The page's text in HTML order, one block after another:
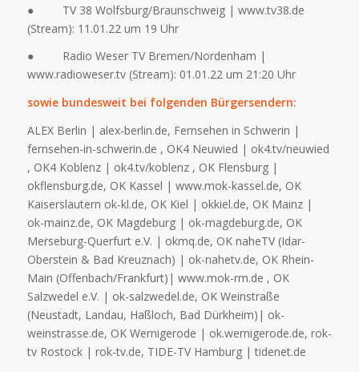
● TV 38 Wolfsburg/Braunschweig | www.tv38.de
(Stream): 11.01.22 um 19 Uhr
● Radio Weser TV Bremen/Nordenham |
www.radioweser.tv (Stream): 01.01.22 um 21:20 Uhr
sowie bundesweit bei folgenden Bürgersendern:
ALEX Berlin | alex-berlin.de, Fernsehen in Schwerin |
fernsehen-in-schwerin.de , OK4 Neuwied | ok4.tv/neuwied
, OK4 Koblenz | ok4.tv/koblenz , OK Flensburg |
okflensburg.de, OK Kassel | www.mok-kassel.de, OK
Kaiserslautern ok-kl.de, OK Kiel | okkiel.de, OK Mainz |
ok-mainz.de, OK Magdeburg | ok-magdeburg.de, OK
Merseburg-Querfurt e.V. | okmq.de, OK naheTV (Idar-
Oberstein & Bad Kreuznach) | ok-nahetv.de, OK Rhein-
Main (Offenbach/Frankfurt)| www.mok-rm.de , OK
Salzwedel e.V. | ok-salzwedel.de, OK Weinstraße
(Neustadt, Landau, Haßloch, Bad Dürkheim)| ok-
weinstrasse.de, OK Wernigerode | ok.wernigerode.de, rok-
tv Rostock | rok-tv.de, TIDE-TV Hamburg | tidenet.de